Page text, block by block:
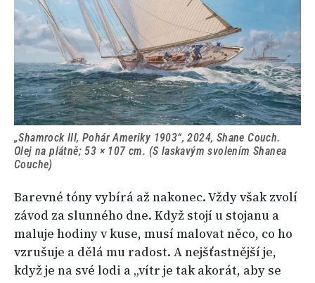
„Shamrock III, Pohár Ameriky 1903“, 2024, Shane Couch.
Olej na plátně; 53 × 107 cm. (S laskavým svolením Shanea
Couche)
Barevné tóny vybírá až nakonec. Vždy však zvolí
závod za slunného dne. Když stojí u stojanu a
maluje hodiny v kuse, musí malovat něco, co ho
vzrušuje a dělá mu radost. A nejšťastnější je,
když je na své lodi a „vítr je tak akorát, aby se